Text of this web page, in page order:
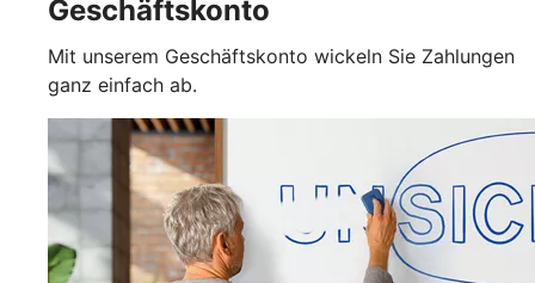
Geschäftskonto
Mit unserem Geschäftskonto wickeln Sie Zahlungen
ganz einfach ab.